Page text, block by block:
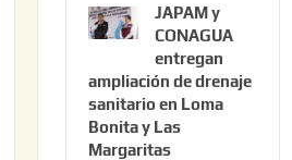
l
i
o
2
2
JAPAM y
CONAGUA
entregan
ampliación de drenaje
sanitario en Loma
Bonita y Las
Margaritas